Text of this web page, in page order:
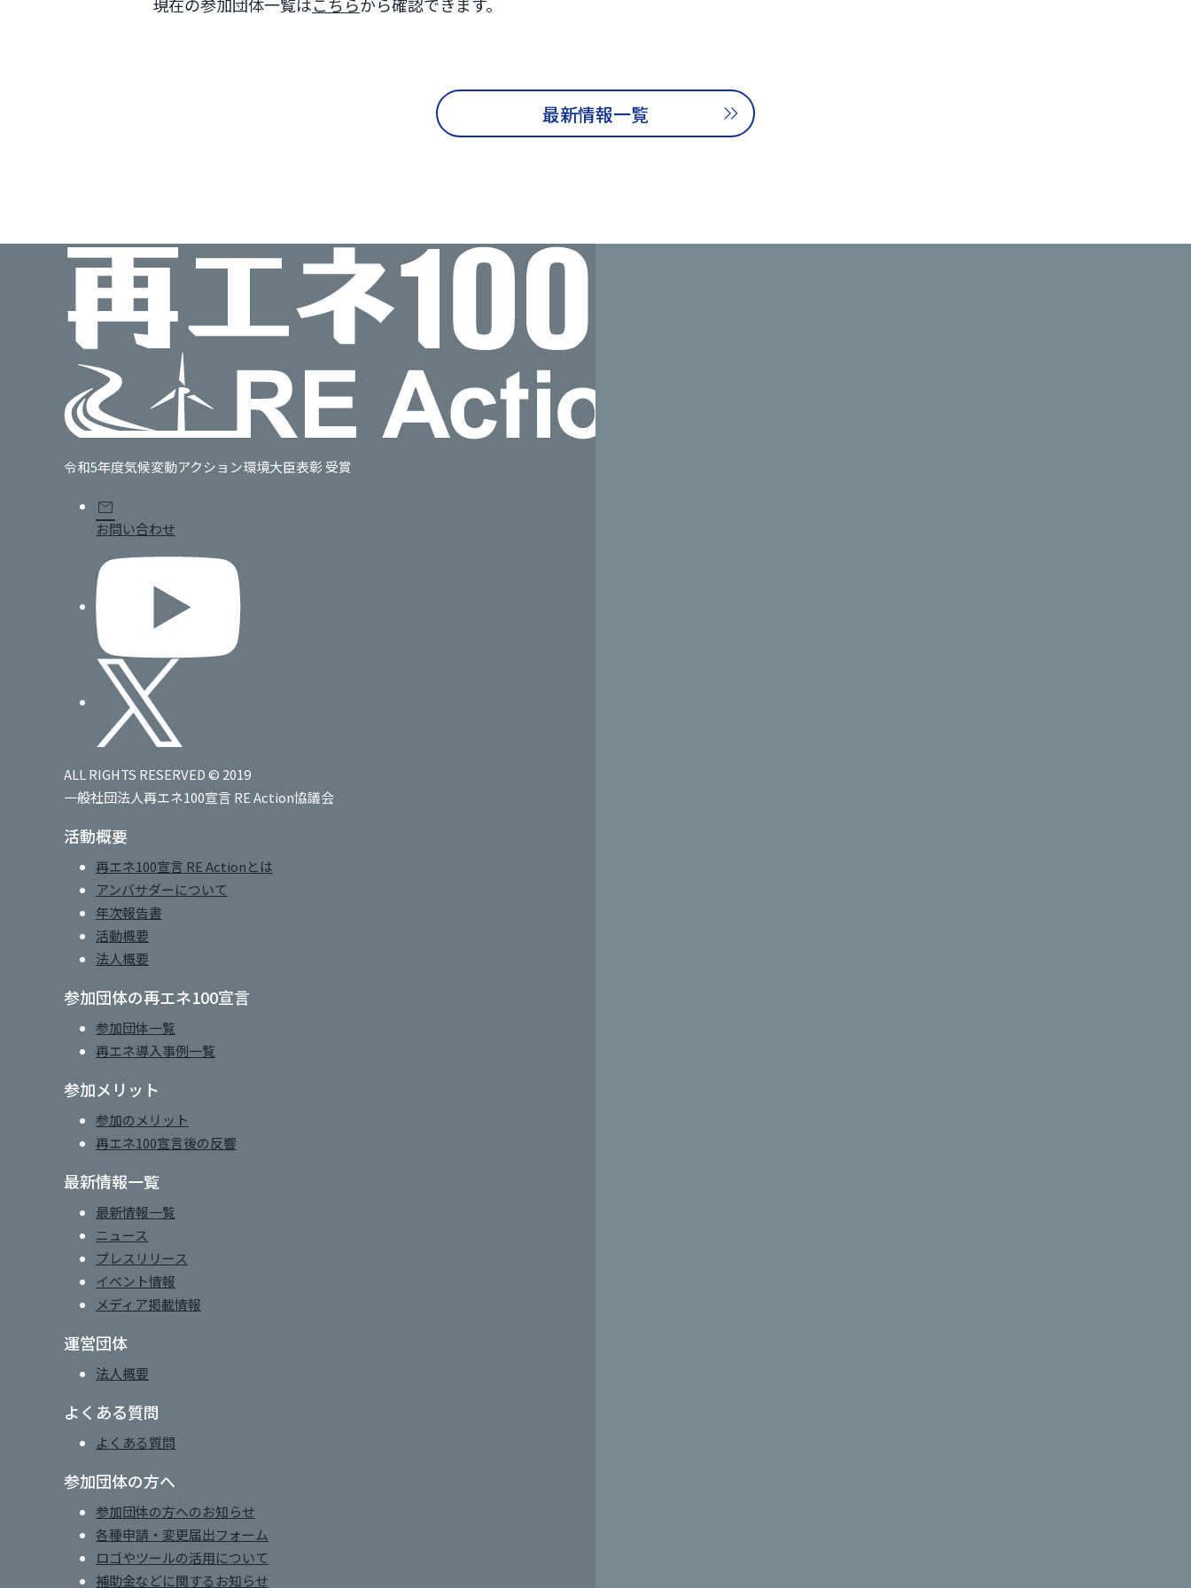
現在の参加団体一覧はこちらから確認できます。
最新情報一覧
令和5年度気候変動アクション環境大臣表彰 受賞
mail
お問い合わせ
ALL RIGHTS RESERVED © 2019
一般社団法人再エネ100宣言 RE Action協議会
活動概要
再エネ100宣言 RE Actionとは
アンバサダーについて
年次報告書
活動概要
法人概要
参加団体の再エネ100宣言
参加団体一覧
再エネ導入事例一覧
参加メリット
参加のメリット
再エネ100宣言後の反響
最新情報一覧
最新情報一覧
ニュース
プレスリリース
イベント情報
メディア掲載情報
運営団体
法人概要
よくある質問
よくある質問
参加団体の方へ
参加団体の方へのお知らせ
各種申請・変更届出フォーム
ロゴやツールの活用について
補助金などに関するお知らせ